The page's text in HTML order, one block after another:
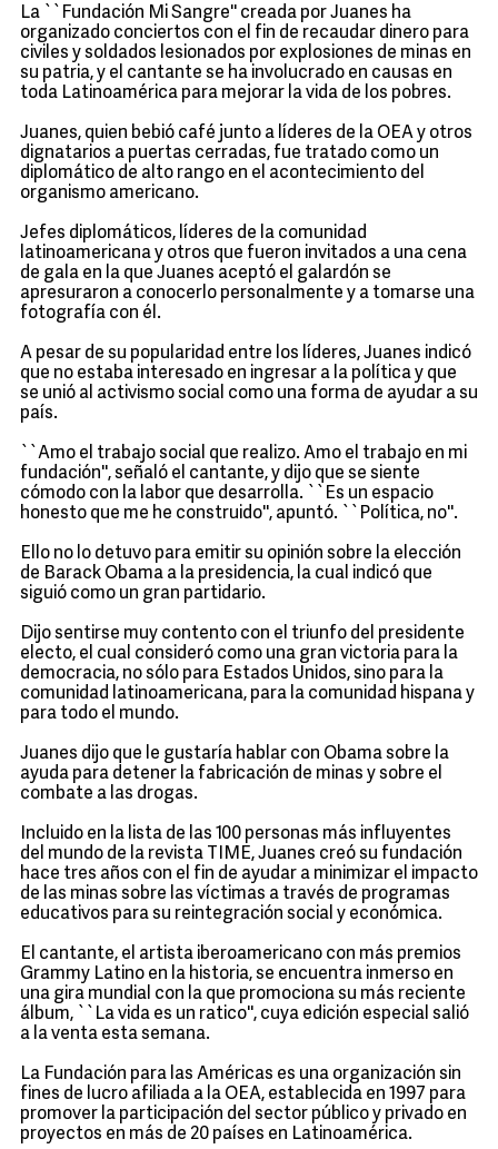
La ``Fundación Mi Sangre'' creada por Juanes ha
organizado conciertos con el fin de recaudar dinero para
civiles y soldados lesionados por explosiones de minas en
su patria, y el cantante se ha involucrado en causas en
toda Latinoamérica para mejorar la vida de los pobres.
Juanes, quien bebió café junto a líderes de la OEA y otros
dignatarios a puertas cerradas, fue tratado como un
diplomático de alto rango en el acontecimiento del
organismo americano.
Jefes diplomáticos, líderes de la comunidad
latinoamericana y otros que fueron invitados a una cena
de gala en la que Juanes aceptó el galardón se
apresuraron a conocerlo personalmente y a tomarse una
fotografía con él.
A pesar de su popularidad entre los líderes, Juanes indicó
que no estaba interesado en ingresar a la política y que
se unió al activismo social como una forma de ayudar a su
país.
``Amo el trabajo social que realizo. Amo el trabajo en mi
fundación'', señaló el cantante, y dijo que se siente
cómodo con la labor que desarrolla. ``Es un espacio
honesto que me he construido'', apuntó. ``Política, no''.
Ello no lo detuvo para emitir su opinión sobre la elección
de Barack Obama a la presidencia, la cual indicó que
siguió como un gran partidario.
Dijo sentirse muy contento con el triunfo del presidente
electo, el cual consideró como una gran victoria para la
democracia, no sólo para Estados Unidos, sino para la
comunidad latinoamericana, para la comunidad hispana y
para todo el mundo.
Juanes dijo que le gustaría hablar con Obama sobre la
ayuda para detener la fabricación de minas y sobre el
combate a las drogas.
Incluido en la lista de las 100 personas más influyentes
del mundo de la revista TIME, Juanes creó su fundación
hace tres años con el fin de ayudar a minimizar el impacto
de las minas sobre las víctimas a través de programas
educativos para su reintegración social y económica.
El cantante, el artista iberoamericano con más premios
Grammy Latino en la historia, se encuentra inmerso en
una gira mundial con la que promociona su más reciente
álbum, ``La vida es un ratico'', cuya edición especial salió
a la venta esta semana.
La Fundación para las Américas es una organización sin
fines de lucro afiliada a la OEA, establecida en 1997 para
promover la participación del sector público y privado en
proyectos en más de 20 países en Latinoamérica.